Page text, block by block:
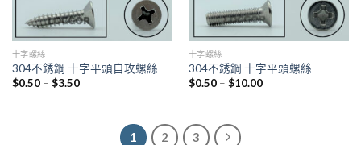
十字螺絲
304不銹鋼 十字平頭自攻螺絲
$0.50– $3.50
十字螺絲
304不銹鋼 十字平頭螺絲
$0.50– $10.00
1 2 3